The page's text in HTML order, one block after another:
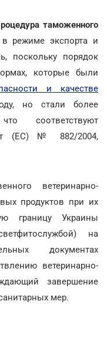
таможенного
режиме экспорта и
поскольку порядок
которые были
и качестве
но стали более
соответствуют
(ЕС) № 882/2004,
ветеринарно-
продуктов при их
границу Украины
на
документах
ветеринарно-
завершение
мер.